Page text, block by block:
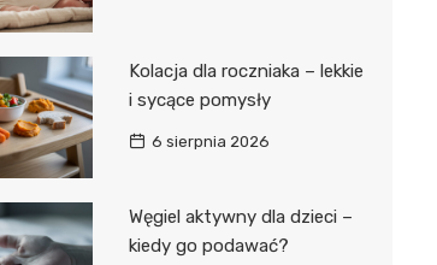
Kolacja dla roczniaka – lekkie
i sycące pomysły
6 sierpnia 2026
Węgiel aktywny dla dzieci –
kiedy go podawać?